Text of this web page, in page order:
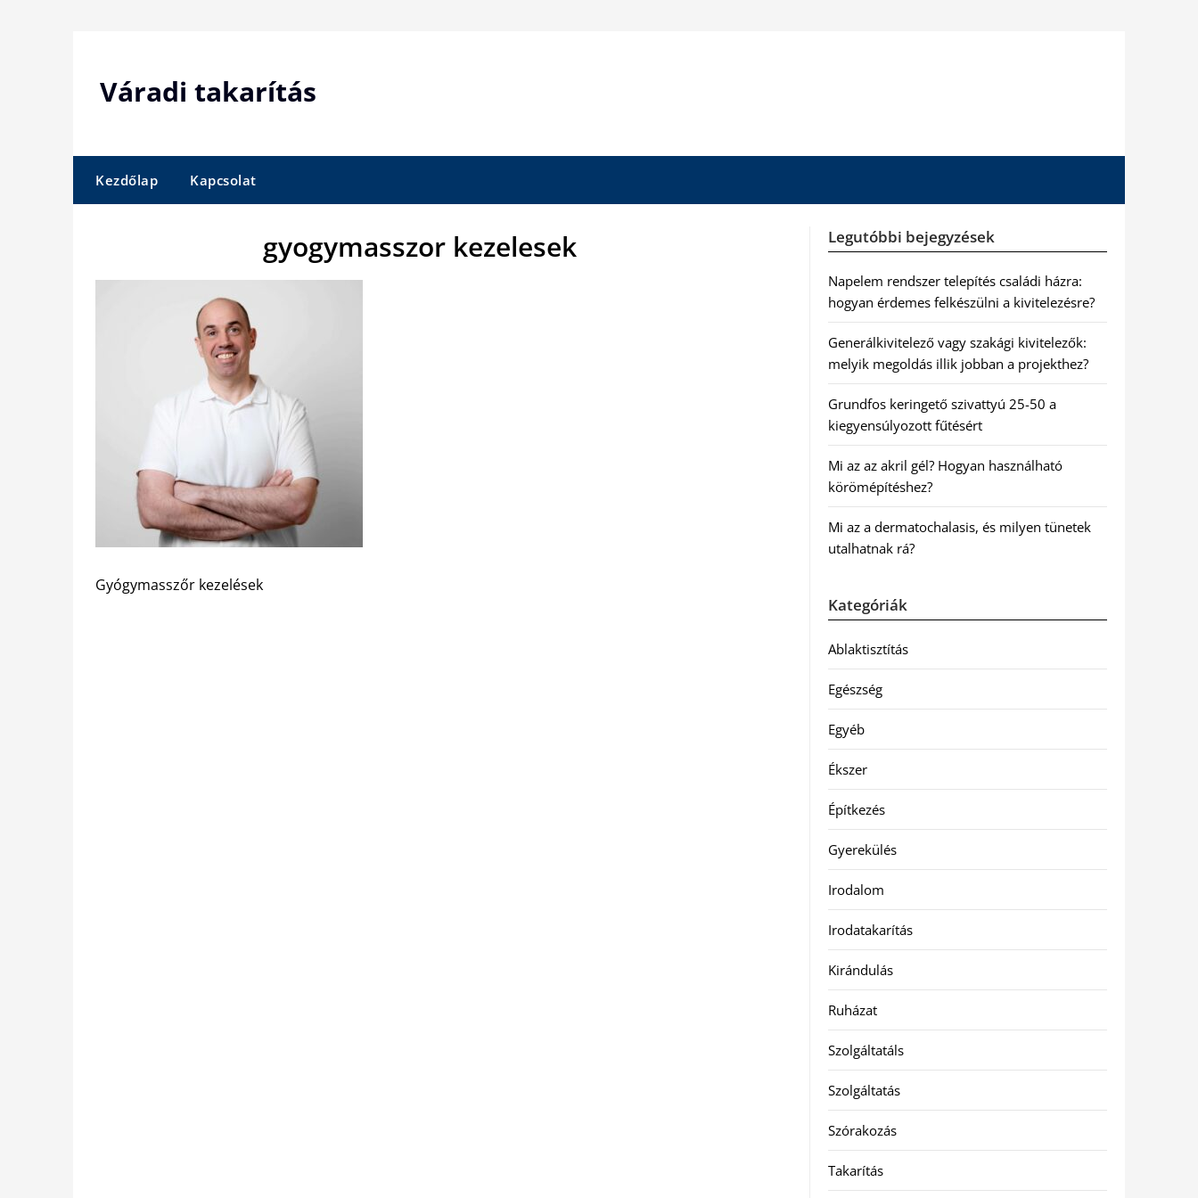
Váradi takarítás
Kezdőlap Kapcsolat
gyogymasszor kezelesek
Gyógymasszőr kezelések
Legutóbbi bejegyzések
Napelem rendszer telepítés családi házra:
hogyan érdemes felkészülni a kivitelezésre?
Generálkivitelező vagy szakági kivitelezők:
melyik megoldás illik jobban a projekthez?
Grundfos keringető szivattyú 25-50 a
kiegyensúlyozott fűtésért
Mi az az akril gél? Hogyan használható
körömépítéshez?
Mi az a dermatochalasis, és milyen tünetek
utalhatnak rá?
Kategóriák
Ablaktisztítás
Egészség
Egyéb
Ékszer
Építkezés
Gyerekülés
Irodalom
Irodatakarítás
Kirándulás
Ruházat
Szolgáltatáls
Szolgáltatás
Szórakozás
Takarítás